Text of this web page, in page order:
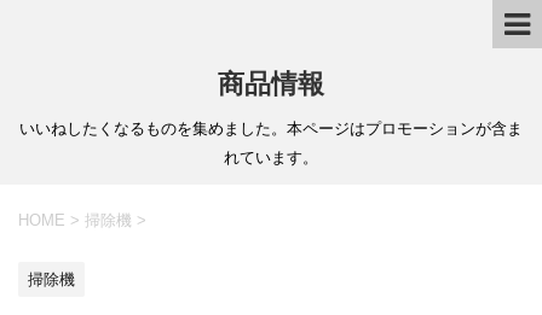
商品情報
いいねしたくなるものを集めました。本ページはプロモーションが含ま
れています。
HOME > 掃除機 >
掃除機